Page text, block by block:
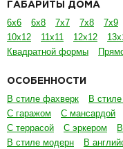
ГАБАРИТЫ ДОМА
6х6 6х8 7х7 7х8 7х9
10х12
11х11 12х12
Квадратной формы
ОСОБЕННОСТИ
В стиле фахверк В
С гаражом
С мансардой
С террасой
С эркером
В стиле модерн
В